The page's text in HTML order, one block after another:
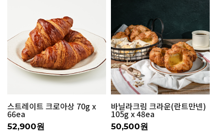
스트레이트 크로아상 70g x
66ea
52,900원
바닐라크림 크라운(란트만넨)
105g x 48ea
50,500원